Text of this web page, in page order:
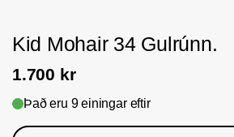
Kid Mohair 34 Gulrúnn.
1.700 kr
Það eru 9 einingar eftir